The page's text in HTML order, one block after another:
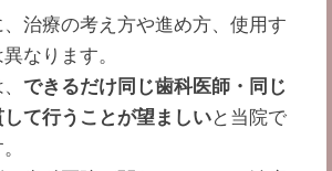
治療の考え方や進め方、使用す
なります。
、できるだけ同じ歯科医師・同じ
て行うことが望ましいと当院で